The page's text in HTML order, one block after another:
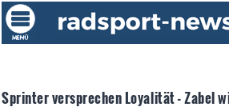
Sprinter versprechen Loyalität - Zabel